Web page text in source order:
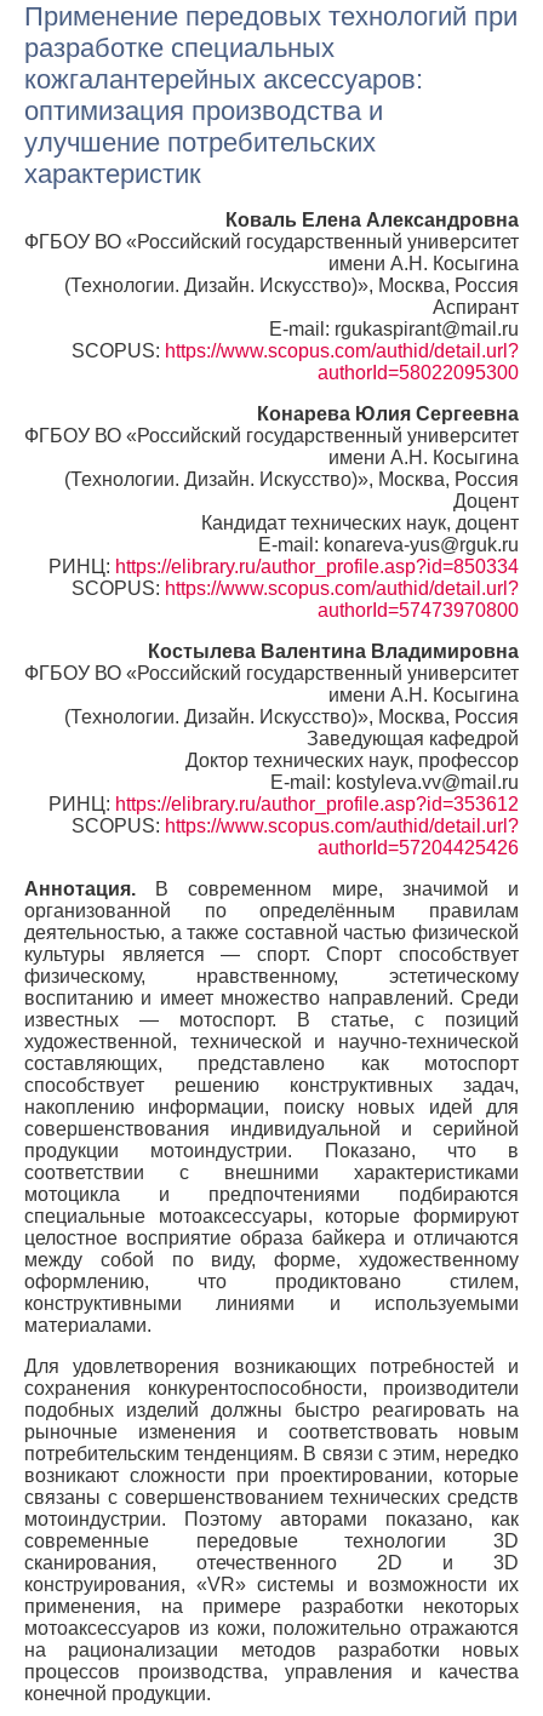
Применение передовых технологий при
разработке специальных
кожгалантерейных аксессуаров:
оптимизация производства и
улучшение потребительских
характеристик
Коваль Елена Александровна
ФГБОУ ВО «Российский государственный университет
имени А.Н. Косыгина
(Технологии. Дизайн. Искусство)», Москва, Россия
Аспирант
E-mail: rgukaspirant@mail.ru
SCOPUS: https://www.scopus.com/authid/detail.url?
authorId=58022095300
Конарева Юлия Сергеевна
ФГБОУ ВО «Российский государственный университет
имени А.Н. Косыгина
(Технологии. Дизайн. Искусство)», Москва, Россия
Доцент
Кандидат технических наук, доцент
E-mail: konareva-yus@rguk.ru
РИНЦ: https://elibrary.ru/author_profile.asp?id=850334
SCOPUS: https://www.scopus.com/authid/detail.url?
authorId=57473970800
Костылева Валентина Владимировна
ФГБОУ ВО «Российский государственный университет
имени А.Н. Косыгина
(Технологии. Дизайн. Искусство)», Москва, Россия
Заведующая кафедрой
Доктор технических наук, профессор
E-mail: kostyleva.vv@mail.ru
РИНЦ: https://elibrary.ru/author_profile.asp?id=353612
SCOPUS: https://www.scopus.com/authid/detail.url?
authorId=57204425426
Аннотация. В современном мире, значимой и
организованной по определённым правилам
деятельностью, а также составной частью физической
культуры является — спорт. Спорт способствует
физическому, нравственному, эстетическому
воспитанию и имеет множество направлений. Среди
известных — мотоспорт. В статье, с позиций
художественной, технической и научно-технической
составляющих, представлено как мотоспорт
способствует решению конструктивных задач,
накоплению информации, поиску новых идей для
совершенствования индивидуальной и серийной
продукции мотоиндустрии. Показано, что в
соответствии с внешними характеристиками
мотоцикла и предпочтениями подбираются
специальные мотоаксессуары, которые формируют
целостное восприятие образа байкера и отличаются
между собой по виду, форме, художественному
оформлению, что продиктовано стилем,
конструктивными линиями и используемыми
материалами.
Для удовлетворения возникающих потребностей и
сохранения конкурентоспособности, производители
подобных изделий должны быстро реагировать на
рыночные изменения и соответствовать новым
потребительским тенденциям. В связи с этим, нередко
возникают сложности при проектировании, которые
связаны с совершенствованием технических средств
мотоиндустрии. Поэтому авторами показано, как
современные передовые технологии 3D
сканирования, отечественного 2D и 3D
конструирования, «VR» системы и возможности их
применения, на примере разработки некоторых
мотоаксессуаров из кожи, положительно отражаются
на рационализации методов разработки новых
процессов производства, управления и качества
конечной продукции.